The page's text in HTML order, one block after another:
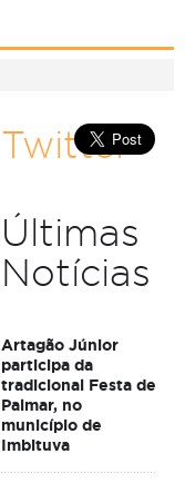
Twitter
Últimas
Notícias
Artagão Júnior
participa da
tradicional Festa de
Palmar, no
município de
Imbituva